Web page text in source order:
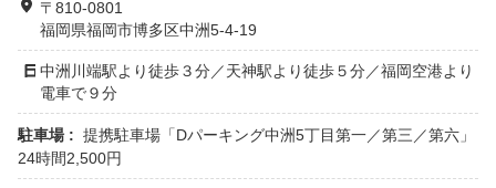
〒810-0801
福岡県福岡市博多区中洲5-4-19
中洲川端駅より徒歩３分／天神駅より徒歩５分／福岡空港より
電車で９分
駐車場 : 提携駐車場「Dパーキング中洲5丁目第一／第三／第六」
24時間2,500円